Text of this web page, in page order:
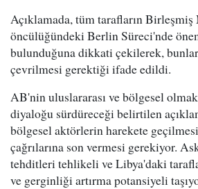
Açıklamada, tüm tarafların
öncülüğündeki Berlin Süreci'nde
bulunduğuna dikkati çekilerek,
çevrilmesi gerektiği ifade edildi.
AB'nin uluslararası ve bölgesel
diyaloğu sürdüreceği belirtilen
bölgesel aktörlerin harekete
çağrılarına son vermesi gerekiyor.
tehditleri tehlikeli ve Libya'daki
ve gerginliği artırma potansiyeli